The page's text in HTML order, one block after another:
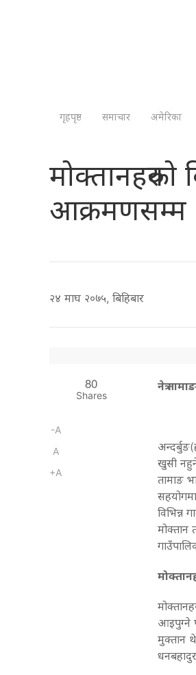
गृहपृष्ठ समाचार अमेरिका
आक्रमणसम्म
२४ माघ २०७५, बिहिबार
80
Shares
-A
A
+A
नेत्र
खुसी
तामाङ
विभिन्न
मोक्तान
आइपुग्ने
मुक्तान